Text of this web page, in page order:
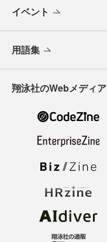
イベント
用語集
翔泳社のWebメディア